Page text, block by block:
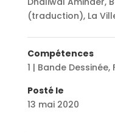
(traduction), La
Compétences
1 | Bande Dessinée,
Posté le
13 mai 2020